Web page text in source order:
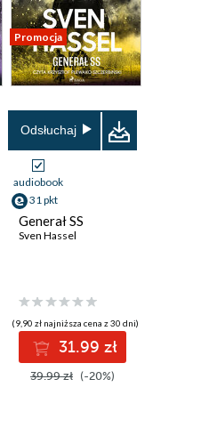
Promocja
Odsłuchaj
audiobook
31 pkt
Generał SS
Sven Hassel
(9,90 zł najniższa cena z 30 dni)
31.99 zł
39.99 zł (-20%)